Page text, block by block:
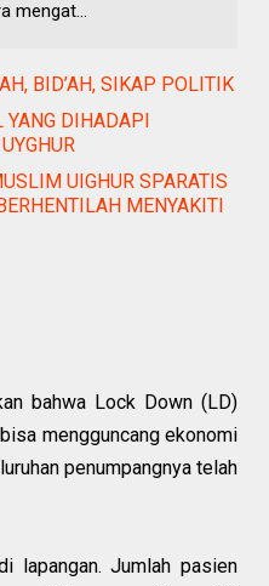
mengat...
BID’AH, SIKAP POLITIK
YANG DIHADAPI
UIGHUR SPARATIS
MENYAKITI
bahwa Lock Down (LD)
mengguncang ekonomi
penumpangnya telah
lapangan. Jumlah pasien